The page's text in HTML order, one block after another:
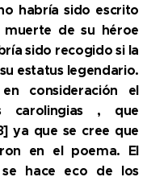
habría sido escrito
muerte de su héroe
sido recogido si la
estatus legendario.
consideración el
carolingias , que
ya que se cree que
en el poema. El
hace eco de los